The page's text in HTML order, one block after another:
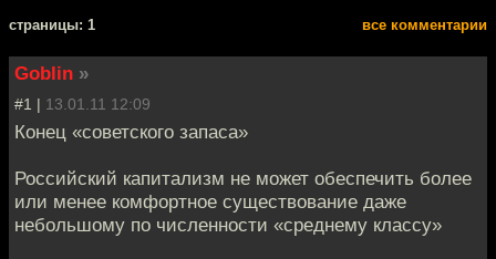
cтраницы: 1 все комментарии
Goblin »
#1 | 13.01.11 12:09
Конец «советского запаса»
Российский капитализм не может обеспечить более
или менее комфортное существование даже
небольшому по численности «среднему классу»